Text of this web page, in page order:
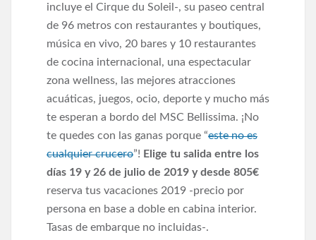
incluye el Cirque du Soleil-, su paseo central
de 96 metros con restaurantes y boutiques,
música en vivo, 20 bares y 10 restaurantes
de cocina internacional, una espectacular
zona wellness, las mejores atracciones
acuáticas, juegos, ocio, deporte y mucho más
te esperan a bordo del MSC Bellissima. ¡No
te quedes con las ganas porque “este no es
cualquier crucero”! Elige tu salida entre los
días 19 y 26 de julio de 2019 y desde 805€
reserva tus vacaciones 2019 -precio por
persona en base a doble en cabina interior.
Tasas de embarque no incluidas-.